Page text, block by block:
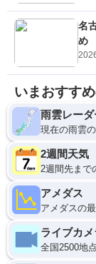
名
め
いまおすす
雨雲レーダ
現在の雨雲
2週間天気
2週間先まで
アメダス
アメダスの
ライブカメ
全国2500地